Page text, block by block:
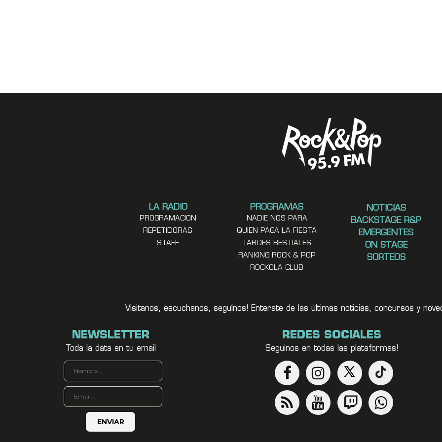
LA RADIO
PROGRAMACION
REPETIDORAS
STAFF
PROGRAMAS
NADIE NOS PARA
QUIEN PAGA LA FIESTA
TARDES BESTIALES
RANKING ROCK & POP
ROCKOLA CLUB
NOTICIAS
BACKSTAGE R&P
EMERGENTES
ON STAGE
SORTEOS
Visitanos, escuchanos, seguínos! Enterate de las últimas noticias, concursos y
NEWSLETTER
Toda la data en tu email
REDES SOCIALES
Seguinos en todas las plataformas!